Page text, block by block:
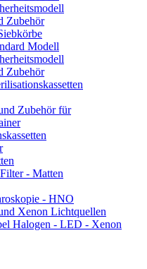
Zubehör
Modell
Zubehör
Zubehör für
- Matten
- HNO
Xenon Lichtquellen
Halogen - LED - Xenon